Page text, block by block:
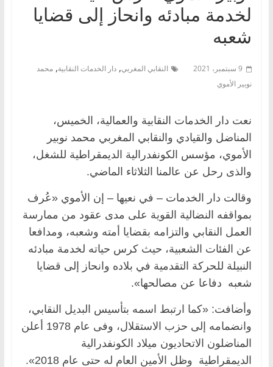
لخدمة مبادئه وانحاز إلى قضايا
شعبه
9 سبتمبر، 2021 النقابي المغربي, دار الخدمات النقابية, محمد
نوبير الأموي
نعت دار الخدمات النقابية والعمالية، الخميس،
المناضل والقيادي والنقابي المغربي محمد نوبير
الأموي، مؤسس الكونفدرالية الديمقراطية للشغل،
والذى رحل عن عالمنا الثلاثاء الماضي.
وقالت دار الخدمات – في نعيها – إن الأموي «عُرف
بمواقفه النضالية القوية على مدى عقود من ممارسة
العمل النقابي والتزامه بقضايا أمته وشعبه، ومدافعا
عن الفئات الشعبية، حيث كرس حياته لخدمة مبادئه
النبيلة للحركة التقدمية في بلاده وانحاز إلى قضايا
شعبه دفاعا عن مصالحها».
وأضافت: «كما ارتبط اسمه بتأسيس البديل النقابي،
وانضمامه إلى حزب الاستقلال، وفى عام 1978 أعلن
المناضلون الاتحاديون ميلاد الكونفدرالية
الديمقراطية وظل الأمين العام له حتى عام 2018».